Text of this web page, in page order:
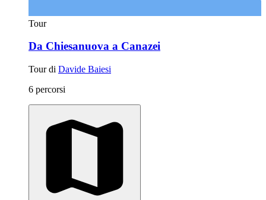
Tour
Da Chiesanuova a Canazei
Tour di Davide Baiesi
6 percorsi